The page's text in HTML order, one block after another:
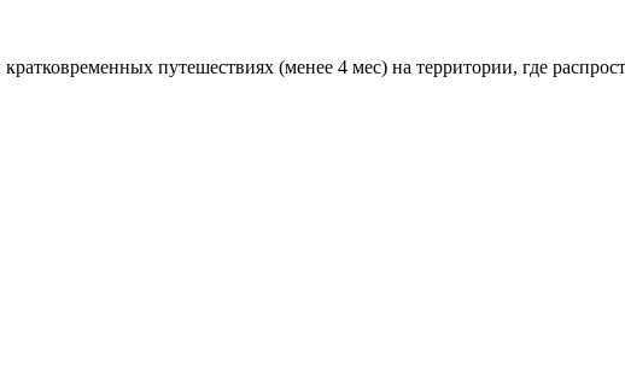
кратковременных путешествиях (менее 4 мес) на территории, где